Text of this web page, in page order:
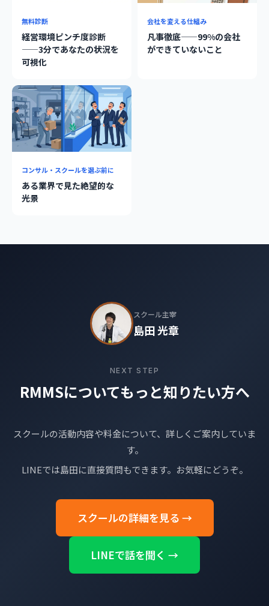
無料診断
経営環境ピンチ度診断
——3分であなたの状況を
可視化
会社を変える仕組み
凡事徹底——99%の会社
ができていないこと
コンサル・スクールを選ぶ前に
ある業界で見た絶望的な
光景
スクール主宰
島田 光章
NEXT STEP
RMMSについてもっと知りたい方へ
スクールの活動内容や料金について、詳しくご案内していま
す。
LINEでは島田に直接質問もできます。お気軽にどうぞ。
スクールの詳細を見る
LINEで話を聞く